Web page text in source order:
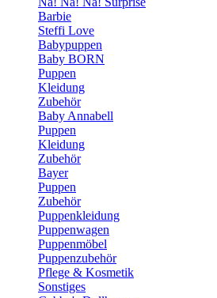
Barbie
Steffi Love
Babypuppen
Baby BORN
Puppen
Kleidung
Zubehör
Baby Annabell
Puppen
Kleidung
Zubehör
Bayer
Puppen
Zubehör
Puppenkleidung
Puppenwagen
Puppenmöbel
Puppenzubehör
Pflege & Kosmetik
Sonstiges